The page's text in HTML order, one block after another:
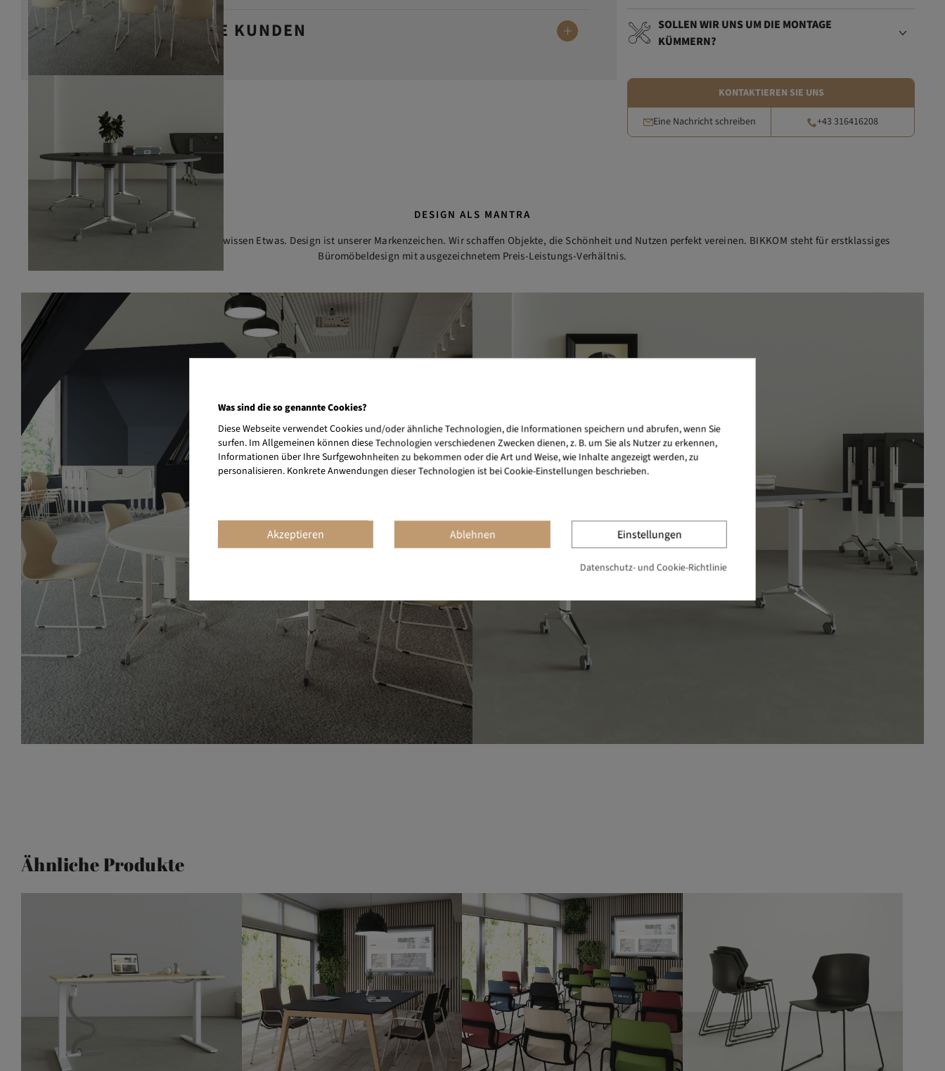
SOLLEN WIR UNS UM DIE MONTAGE
KÜMMERN?
KONTAKTIEREN SIE UNS
Eine Nachricht schreiben +43 316416208
DAS SAGEN UNSERE KUNDEN
DESIGN ALS MANTRA
Die Marke für Büromöbel mit dem gewissen Etwas. Design ist unserer Markenzeichen. Wir schaffen Objekte, die Schönheit und Nutzen perfekt vereinen. BIKKOM steht für erstklassiges
Büromöbeldesign mit ausgezeichnetem Preis-Leistungs-Verhältnis.
Ähnliche Produkte
Was sind die so genannte Cookies?
Diese Webseite verwendet Cookies und/oder ähnliche Technologien, die Informationen speichern und abrufen, wenn Sie
surfen. Im Allgemeinen können diese Technologien verschiedenen Zwecken dienen, z. B. um Sie als Nutzer zu erkennen,
Informationen über Ihre Surfgewohnheiten zu bekommen oder die Art und Weise, wie Inhalte angezeigt werden, zu
personalisieren. Konkrete Anwendungen dieser Technologien ist bei Cookie-Einstellungen beschrieben.
Akzeptieren Ablehnen Einstellungen
Datenschutz- und Cookie-Richtlinie